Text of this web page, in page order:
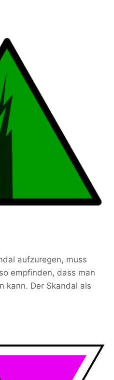
aufzuregen, muss
empfinden, dass man
kann. Der Skandal als